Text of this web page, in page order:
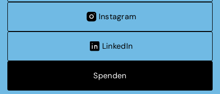
Instagram
LinkedIn
Spenden